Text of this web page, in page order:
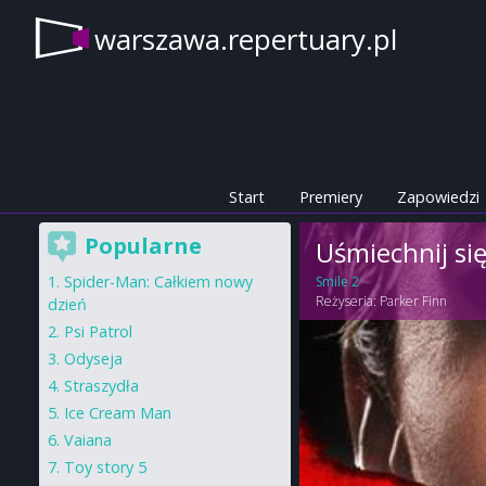
warszawa.repertuary.pl
Start Premiery Zapowiedzi
Uśmiechnij
Smile 2
Reżyseria: Parker Finn
Popularne
Spider-Man: Całkiem nowy
dzień
Psi Patrol
Odyseja
Straszydła
Ice Cream Man
Vaiana
Toy story 5